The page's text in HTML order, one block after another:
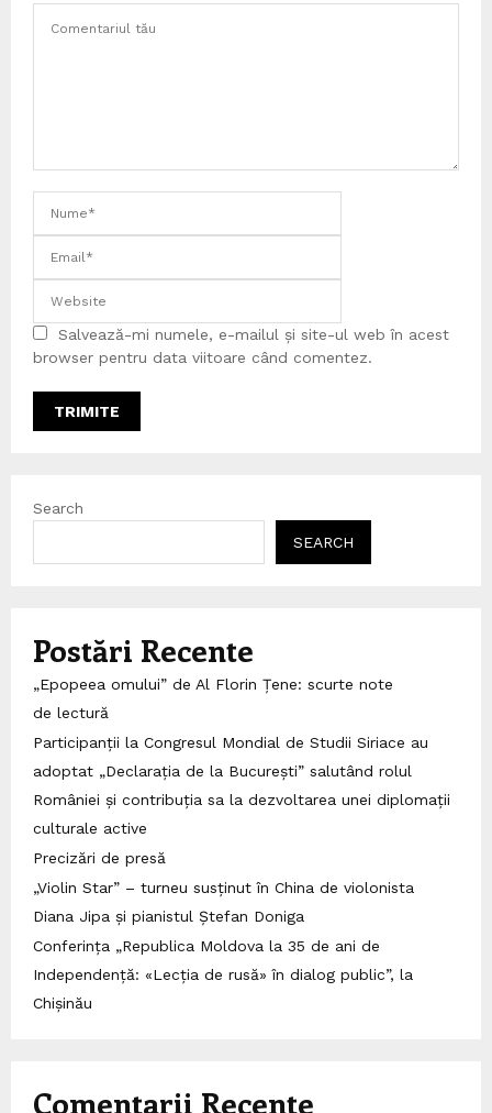
Salvează-mi numele, e-mailul și site-ul web în acest
browser pentru data viitoare când comentez.
Search
SEARCH
Postări Recente
„Epopeea omului” de Al Florin Țene: scurte note
de lectură
Participanții la Congresul Mondial de Studii Siriace au
adoptat „Declarația de la București” salutând rolul
României și contribuția sa la dezvoltarea unei diplomații
culturale active
Precizări de presă
„Violin Star” – turneu susținut în China de violonista
Diana Jipa și pianistul Ștefan Doniga
Conferința „Republica Moldova la 35 de ani de
Independență: «Lecția de rusă» în dialog public”, la
Chișinău
Comentarii Recente